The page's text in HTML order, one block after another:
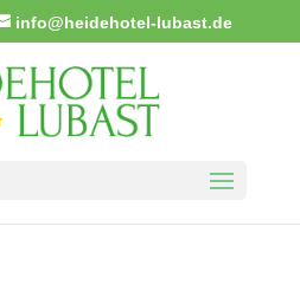
info@heidehotel-lubast.de